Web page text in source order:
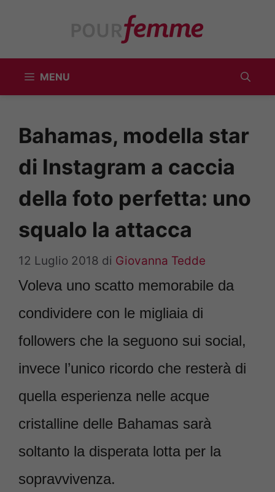
MENU
Bahamas, modella star
di Instagram a caccia
della foto perfetta: uno
squalo la attacca
12 Luglio 2018 di Giovanna Tedde
Voleva uno scatto memorabile da
condividere con le migliaia di
followers che la seguono sui social,
invece l’unico ricordo che resterà di
quella esperienza nelle acque
cristalline delle Bahamas sarà
soltanto la disperata lotta per la
sopravvivenza.